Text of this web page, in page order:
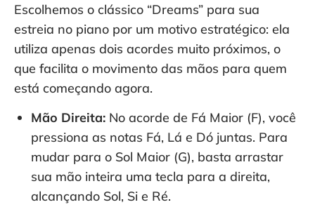
Escolhemos o clássico “Dreams” para sua
estreia no piano por um motivo estratégico: ela
utiliza apenas dois acordes muito próximos, o
que facilita o movimento das mãos para quem
está começando agora.
Mão Direita: No acorde de Fá Maior (F), você
pressiona as notas Fá, Lá e Dó juntas. Para
mudar para o Sol Maior (G), basta arrastar
sua mão inteira uma tecla para a direita,
alcançando Sol, Si e Ré.